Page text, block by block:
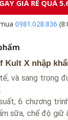
GIÁ RẺ QUÁ
0981.028.836
Kult X nhập
và sang trọng
6 chương
sữa, chế độ giữ